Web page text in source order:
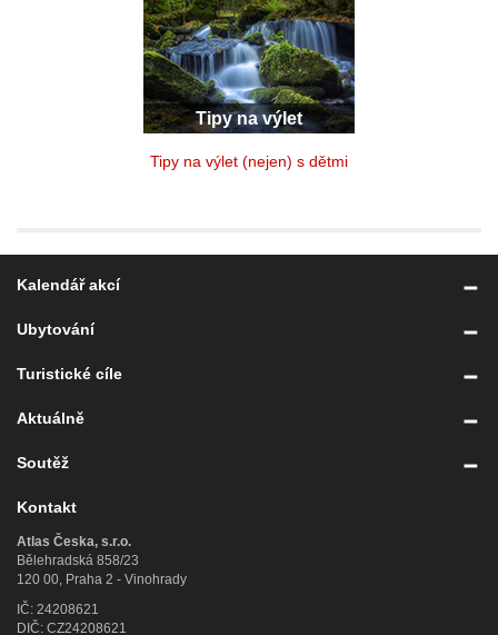
Tipy na výlet
Tipy na výlet (nejen) s dětmi
Kalendář akcí
Ubytování
Turistické cíle
Aktuálně
Soutěž
Kontakt
Atlas Česka, s.r.o.
Bělehradská 858/23
120 00, Praha 2 - Vinohrady
IČ: 24208621
DIČ: CZ24208621